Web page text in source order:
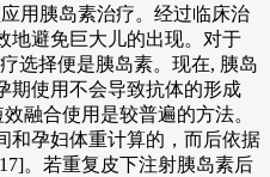
用胰岛素治疗。经过临床治
地避免巨大儿的出现。对于
选择便是胰岛素。现在, 胰岛
期使用不会导致抗体的形成
融合使用是较普遍的方法。
和孕妇体重计算的，而后依据
。若重复皮下注射胰岛素后